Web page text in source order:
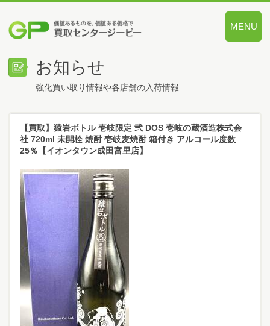
MENU
お知らせ
強化買い取り情報や各店舗の入荷情報
【買取】猿岩ボトル 壱岐限定 弐 DOS 壱岐の蔵酒造株式会
社 720ml 未開栓 焼酎 壱岐麦焼酎 箱付き アルコール度数
25％【イオンタウン成田富里店】